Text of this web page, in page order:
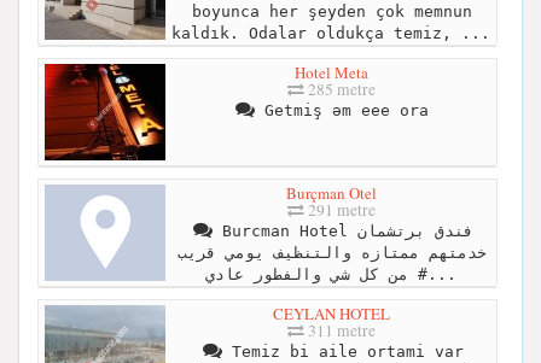
boyunca her şeyden çok memnun
kaldık. Odalar oldukça temiz, ...
Hotel Meta
285 metre
Getmiş əm eee ora
Burçman Otel
291 metre
‏Burcman Hotel فندق برتشمان
خدمتهم ممتازه والتنظيف يومي قريب
من كل شي والفطور عادي #...
CEYLAN HOTEL
311 metre
Temiz bi aile ortami var